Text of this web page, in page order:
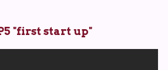
"first start up"